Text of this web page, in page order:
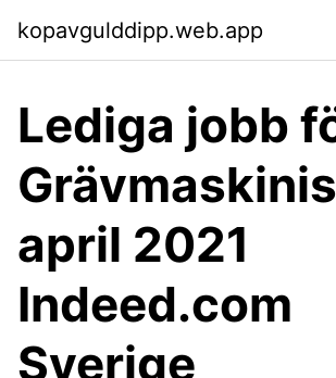
kopavgulddipp.web.app
Lediga jobb
april 2021
Indeed.com
Sverige